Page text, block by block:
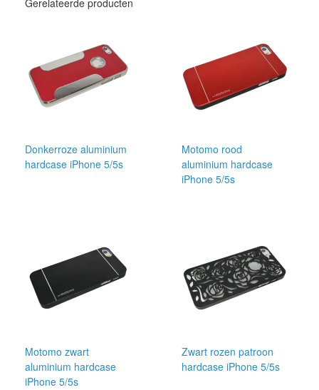
Gerelateerde producten
Donkerroze aluminium
hardcase iPhone 5/5s
Motomo rood
aluminium hardcase
iPhone 5/5s
Motomo zwart
aluminium hardcase
iPhone 5/5s
Zwart rozen patroon
hardcase iPhone 5/5s